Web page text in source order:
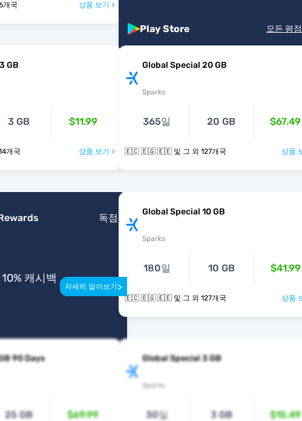
6개국 상품 보기 >
Play Store 모든 평
GB
3 GB $11.99
14개국 상품 보기 >
Global Special 20 GB
Sparks
365일 20 GB $67.49
🇪🇨 🇪🇬 🇪🇪 및 그 외 127개국 상품
독점
캐시백
자세히 알아보기 >
Global Special 10 GB
Sparks
180일 10 GB $41.99
🇪🇨 🇪🇬 🇪🇪 및 그 외 127개국 상품
90 Days
25 GB $69.99
Global Special 3 GB
Sparks
30일 3 GB $15.49